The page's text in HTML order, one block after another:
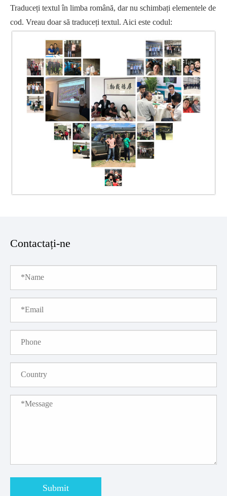
Traduceți textul în limba română, dar nu schimbați elementele de
cod. Vreau doar să traduceți textul. Aici este codul:
Contactați-ne
Submit